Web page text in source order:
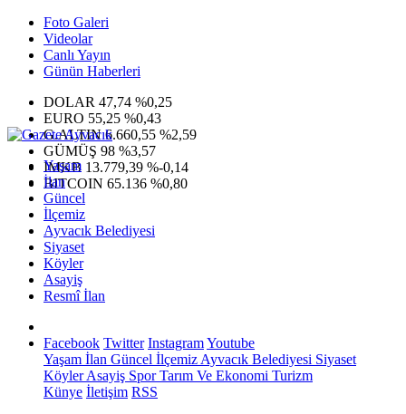
Foto Galeri
Videolar
Canlı Yayın
Günün Haberleri
DOLAR 47,74 %0,25
EURO 55,25 %0,43
G.ALTIN6.660,55 %2,59
GÜMÜŞ 98 %3,57
IMKB 13.779,39 %-0,14
BITCOIN 65.136 %0,80
Yaşam
İlan
Güncel
İlçemiz
Ayvacık Belediyesi
Siyaset
Köyler
Asayiş
Resmî İlan
Facebook Twitter InstagramYoutube
Yaşam İlan Güncel İlçemiz Ayvacık Belediyesi Siyaset
KöylerAsayiş SporTarım Ve Ekonomi Turizm
Künye İletişim RSS